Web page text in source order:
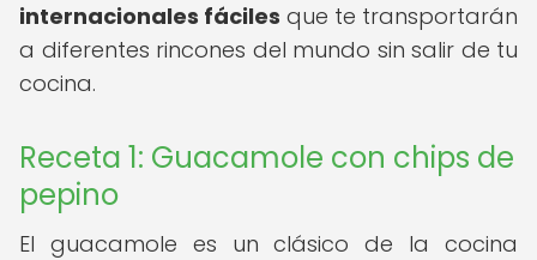
internacionales fáciles que te transportarán
a diferentes rincones del mundo sin salir de tu
cocina.
Receta 1: Guacamole con chips de
pepino
El guacamole es un clásico de la cocina